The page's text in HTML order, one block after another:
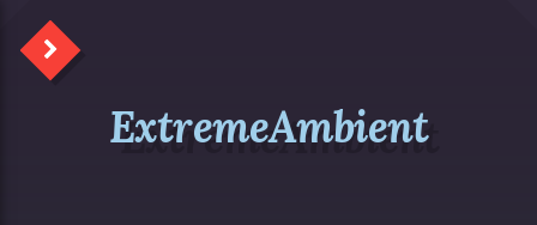
ExtremeAmbient